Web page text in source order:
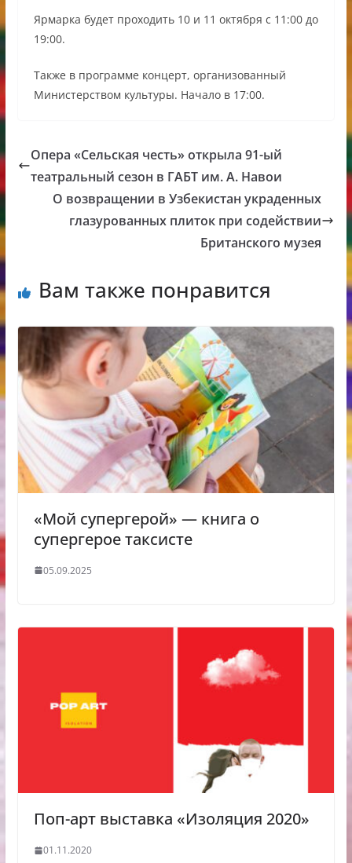
Ярмарка будет проходить 10 и 11 октября с 11:00 до
19:00.
Также в программе концерт, организованный
Министерством культуры. Начало в 17:00.
Опера «Сельская честь» открыла 91-ый
театральный сезон в ГАБТ им. А. Навои
О возвращении в Узбекистан украденных
глазурованных плиток при содействии
Британского музея
Вам также понравится
«Мой супергерой» — книга о
супергерое таксисте
05.09.2025
Поп-арт выставка «Изоляция 2020»
01.11.2020